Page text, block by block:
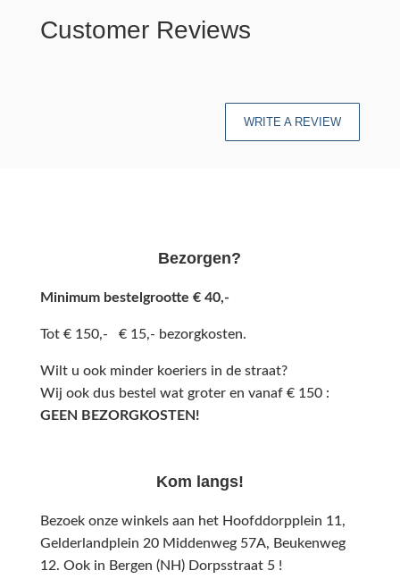
Customer Reviews
WRITE A REVIEW
Bezorgen?
Minimum bestelgrootte € 40,-
Tot € 150,- € 15,- bezorgkosten.
Wilt u ook minder koeriers in de straat?
Wij ook dus bestel wat groter en vanaf € 150 :
GEEN BEZORGKOSTEN!
Kom langs!
Bezoek onze winkels aan het Hoofddorpplein 11,
Gelderlandplein 20 Middenweg 57A, Beukenweg
12. Ook in Bergen (NH) Dorpsstraat 5 !